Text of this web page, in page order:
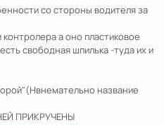
со стороны водителя за
а оно пластиковое
свободная шпилька -туда их и
название
ПРИКРУЧЕНЫ